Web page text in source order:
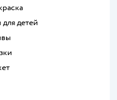
для детей